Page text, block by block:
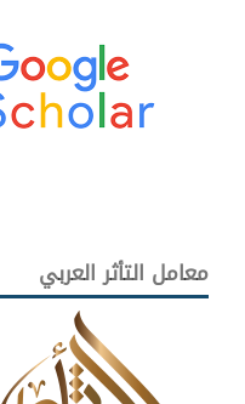
معامل التأثر العربي